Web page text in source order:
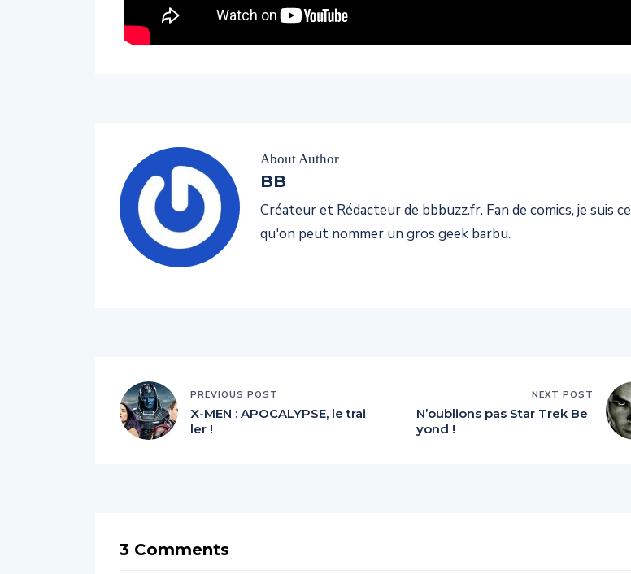
About Author
BB
Créateur et Rédacteur de bbbuzz.fr. Fan de comics, je suis ce
qu'on peut nommer un gros geek barbu.
PREVIOUS POST
X-MEN : APOCALYPSE, le trai
ler !
NEXT POST
N’oublions pas Star Trek Be
yond !
3 Comments